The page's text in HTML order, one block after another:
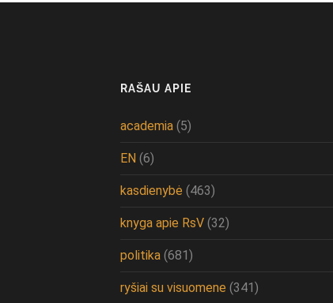
RAŠAU APIE
academia (5)
EN (6)
kasdienybė (463)
knyga apie RsV (32)
politika (681)
ryšiai su visuomene (341)